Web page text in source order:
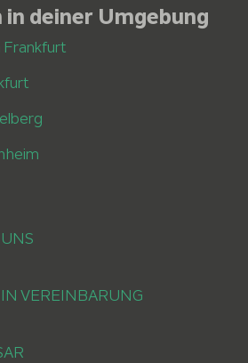
deiner Umgebung
Frankfurt
VEREINBARUNG